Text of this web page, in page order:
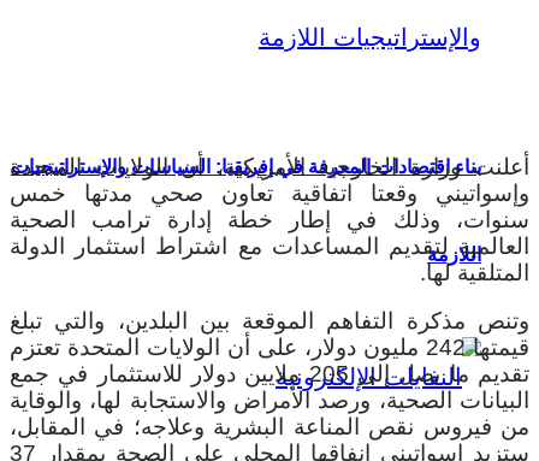
بناء اقتصادات المعرفة في إفريقيا: السياسات والإستراتيجيات
اللازمة
أعلنت وزارة الخارجية الأمريكية، أن الولايات المتحدة
وإسواتيني وقعتا اتفاقية تعاون صحي مدتها خمس
سنوات، وذلك في إطار خطة إدارة ترامب الصحية
العالمية لتقديم المساعدات مع اشتراط استثمار الدولة
المتلقية لها.
وتنص مذكرة التفاهم الموقعة بين البلدين، والتي تبلغ
قيمتها 242 مليون دولار، على أن الولايات المتحدة تعتزم
تقديم ما يصل إلى 205 ملايين دولار للاستثمار في جمع
البيانات الصحية، ورصد الأمراض والاستجابة لها، والوقاية
من فيروس نقص المناعة البشرية وعلاجه؛ في المقابل،
ستزيد إسواتيني إنفاقها المحلي على الصحة بمقدار 37